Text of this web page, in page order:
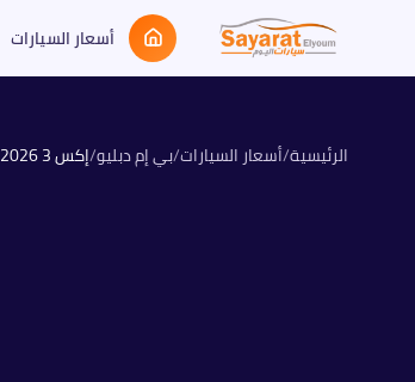
أسعار السيارات
الرئيسية/أسعار السيارات/بي إم دبليو/إكس 3 2026